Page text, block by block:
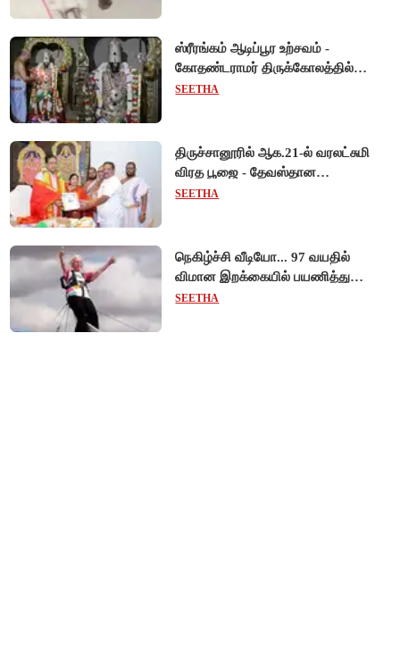
ஸ்ரீரங்கம் ஆடிப்பூர உற்சவம் -
கோதண்டராமர் திருக்கோலத்தில்
ஆண்டாள் நாச்சியார்!
SEETHA
திருச்சானூரில் ஆக.21-ல் வரலட்சுமி
விரத பூஜை - தேவஸ்தான
அறங்காவலர் குழு தலைவருக்கு
SEETHA
நெகிழ்ச்சி வீடியோ... 97 வயதில்
விமான இறக்கையில் பயணித்து
கின்னஸ் சாதனை படைத்த பிரிட்டன்
SEETHA